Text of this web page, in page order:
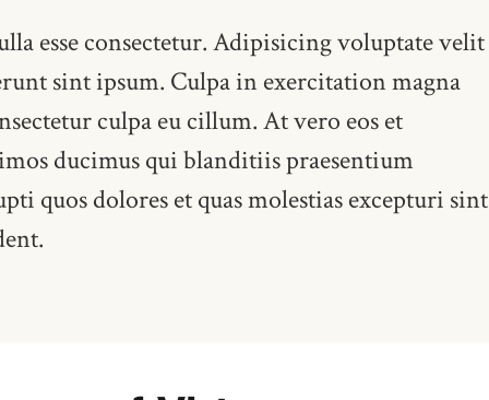
esse consectetur. Adipisicing voluptate velit
sint ipsum. Culpa in exercitation magna
culpa eu cillum. At vero eos et
ducimus qui blanditiis praesentium
quos dolores et quas molestias excepturi sint